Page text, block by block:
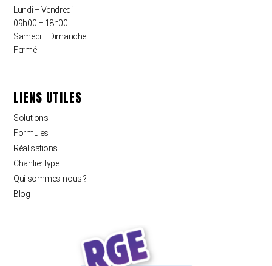
Lundi – Vendredi
09h00 – 18h00
Samedi – Dimanche
Fermé
LIENS UTILES
Solutions
Formules
Réalisations
Chantier type
Qui sommes-nous ?
Blog